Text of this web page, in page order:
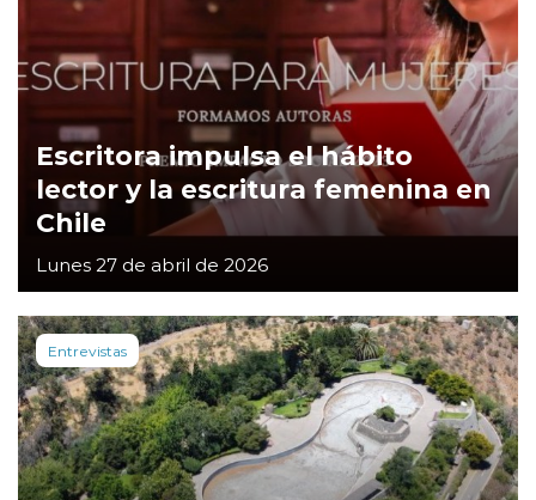
Escritora impulsa el hábito
lector y la escritura femenina en
Chile
Lunes 27 de abril de 2026
Entrevistas